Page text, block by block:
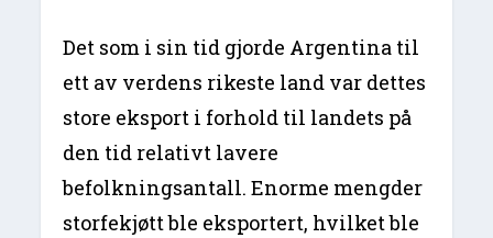
Det som i sin tid gjorde Argentina til
ett av verdens rikeste land var dettes
store eksport i forhold til landets på
den tid relativt lavere
befolkningsantall. Enorme mengder
storfekjøtt ble eksportert, hvilket ble